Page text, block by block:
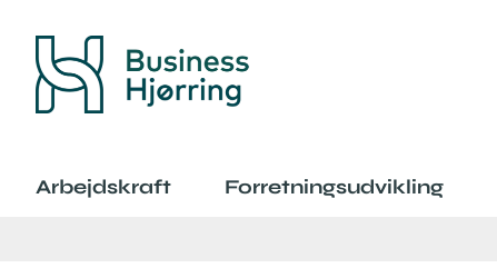
Arbejdskraft Forretningsudvikling